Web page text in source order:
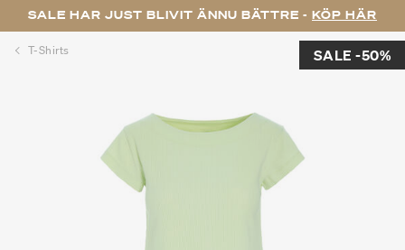
SALE HAR JUST BLIVIT ÄNNU BÄTTRE - KÖP HÄR
T-Shirts SALE -50%